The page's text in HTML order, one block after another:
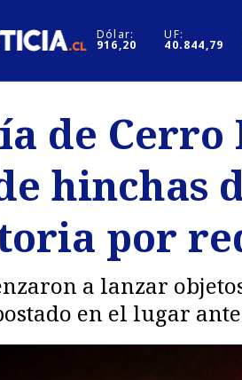
Dólar:
916,20
UF:
40.844,79
Internacional
Motores
de
hinchas
por
a lanzar
en el lugar